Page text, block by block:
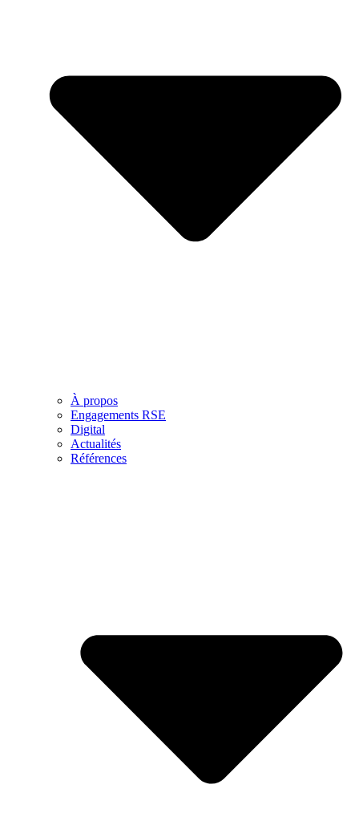
À propos
Engagements RSE
Digital
Actualités
Références